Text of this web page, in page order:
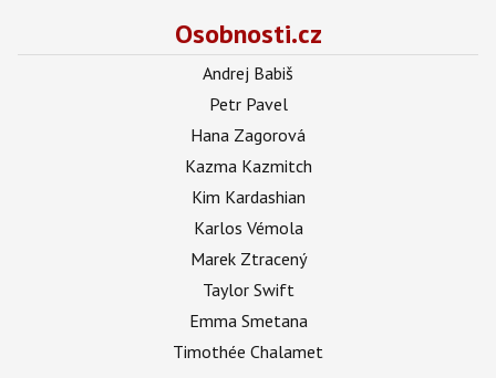
Osobnosti.cz
Andrej Babiš
Petr Pavel
Hana Zagorová
Kazma Kazmitch
Kim Kardashian
Karlos Vémola
Marek Ztracený
Taylor Swift
Emma Smetana
Timothée Chalamet